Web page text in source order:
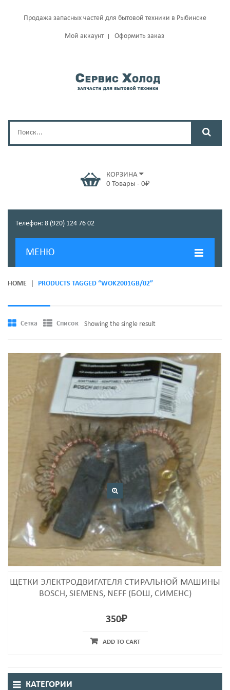
Продажа запасных частей для бытовой техники в Рыбинске
Мой аккаунт Оформить заказ
КОРЗИНА
0 Товары - 0₽
Телефон: 8 (920) 124 76 02
МЕНЮ
ГЛАВНАЯ
О КОМПАНИИ
КОНТАКТЫ
HOME PRODUCTS TAGGED “WOK2001GB/02”
Сетка Список Showing the single result
ЩЕТКИ ЭЛЕКТРОДВИГАТЕЛЯ СТИРАЛЬНОЙ МАШИНЫ
BOSCH, SIEMENS, NEFF (БОШ, СИМЕНС)
350₽
ADD TO CART
КАТЕГОРИИ